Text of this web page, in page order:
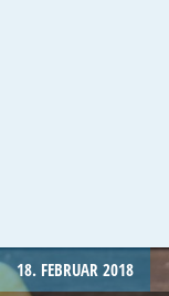
18. FEBRUAR 2018